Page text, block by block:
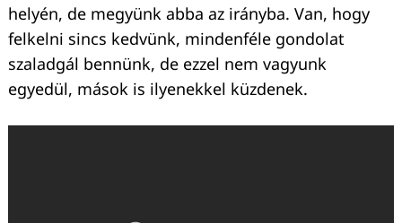
helyén, de megyünk abba az irányba. Van, hogy
felkelni sincs kedvünk, mindenféle gondolat
szaladgál bennünk, de ezzel nem vagyunk
egyedül, mások is ilyenekkel küzdenek.